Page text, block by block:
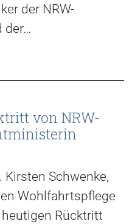
der NRW-
der…
von NRW-
Schwenke,
Wohlfahrtspflege
Rücktritt